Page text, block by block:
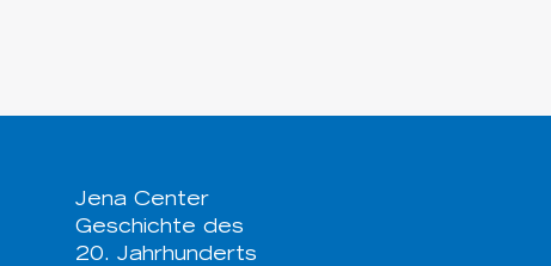
Jena Center
Geschichte des
20. Jahrhunderts